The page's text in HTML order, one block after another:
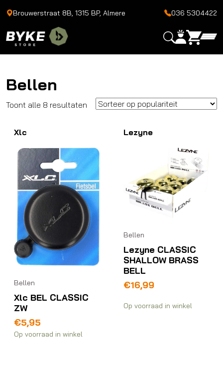
Brouwerstraat 8B, 1315 BP, Almere 036 5304422
Bellen
Toont alle 8 resultaten Gesorteerd
populariteit
Xlc
Bellen
Xlc BEL CLASSIC
ZW
€5,95
Op voorraad in winkel
Lezyne
Bellen
Lezyne CLASSIC
SHALLOW BRASS
BELL
€16,99
Op voorraad in winkel